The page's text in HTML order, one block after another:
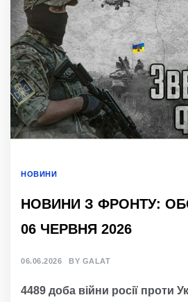
НОВИНИ
НОВИНИ З ФРОНТУ:
06 ЧЕРВНЯ 2026
06.06.2026 BY GALAT
4489 доба війни росії проти